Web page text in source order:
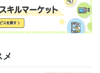
~ 2006年2月